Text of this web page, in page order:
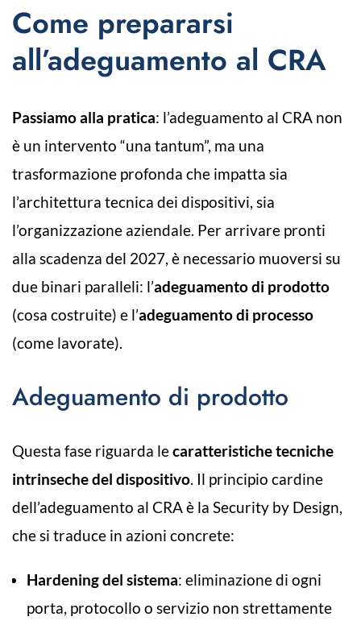
Come prepararsi
all’adeguamento al CRA
Passiamo alla pratica: l’adeguamento al CRA non
è un intervento “una tantum”, ma una
trasformazione profonda che impatta sia
l’architettura tecnica dei dispositivi, sia
l’organizzazione aziendale. Per arrivare pronti
alla scadenza del 2027, è necessario muoversi su
due binari paralleli: l’adeguamento di prodotto
(cosa costruite) e l’adeguamento di processo
(come lavorate).
Adeguamento di prodotto
Questa fase riguarda lecaratteristiche tecniche
intrinseche del dispositivo. Il principio cardine
dell’adeguamento al CRA è la Security by Design,
che si traduce in azioni concrete:
Hardening del sistema: eliminazione di ogni
porta, protocollo o servizio non strettamente